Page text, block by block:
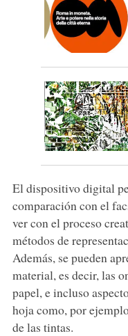
El dispositivo digital
comparación con el
ver con el proceso
métodos de
Además, se pueden
material, es decir, las
papel, e incluso
hoja como, por
de las tintas.